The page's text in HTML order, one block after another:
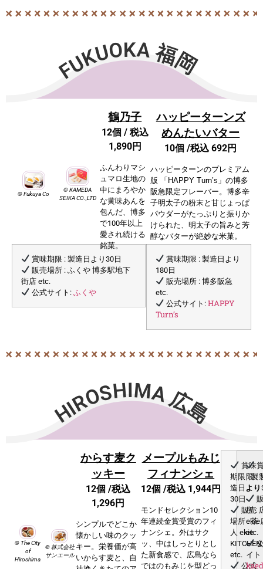
FUKUOKA 福岡
© Fukuya Co
© KAMEDA
SEIKA CO.,LTD
鶴乃子
12個 / 税込
1,890円
ふんわりマシ
ュマロ生地の
中にまろやか
な黄味あんを
包んだ、博多
で100年以上
愛され続ける
銘菓。
ハッピーターンズ
めんたいバター
10個 /税込 692円
ハッピーターンのプレミアム
版
「HAPPY Turn’s」 の博多
阪急限定フレーバー。 博多辛
子明太子の粉末と甘じょっぱ
パウダーがたっぷり と振りか
けられた、明太子の旨みと 芳
醇なバターが絶妙な米菓。
賞味期限 : 製造日より30日
販売場所 : ふくや 博多駅地下
街店 etc.
公式サイト:ふくや
賞味期限 : 製造日より
180日
販売場所 : 博多阪急
etc.
公式サイト: HAPPY
Turn’s
HIROSHIMA 広島
© The City
of
Hiroshima
© 株式会社
サンエール
からす麦ク
ッキー
12個 /税込
1,296円
シンプルでどこか
懐かしい味のクッ
キー。栄養価が高
いからす麦と、自
メープルもみじ
フィナンシェ
12個 /税込 1,944円
モンドセレクション10
年連続⾦賞受賞のフィ
ナンシェ。外はサク
ッ、中はしっとりとし
た新⻝感で、広島なら
ではのもみじを型どっ
賞味
期限 : 製
造日より
30日
販売
場所 : 茶
人 ekie
KITCHEN
etc.
公式
限 :
より
所 :
ekie
etc.
イト